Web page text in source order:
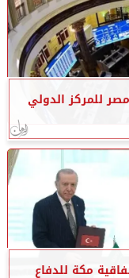
للمركز الدولي
مكة للدفاع